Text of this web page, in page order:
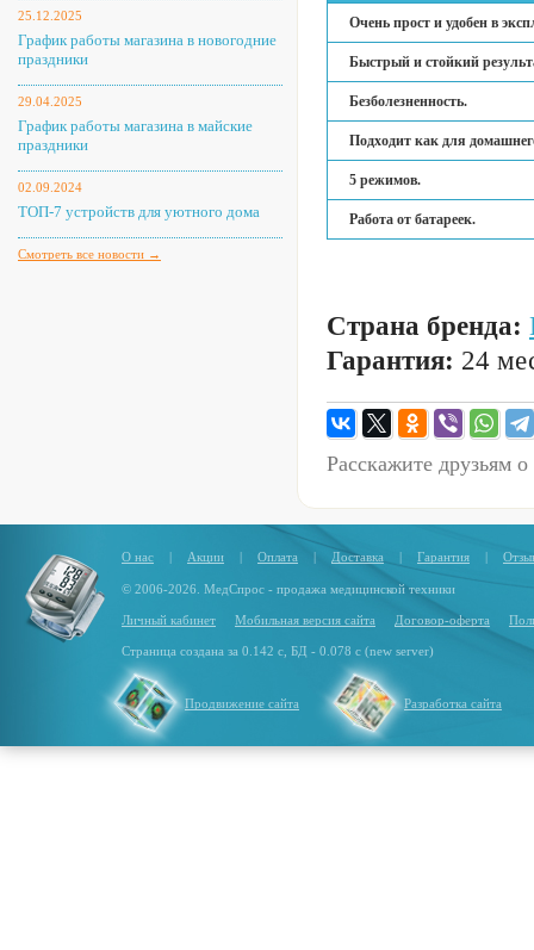
25.12.2025
График работы магазина в новогодние
праздники
29.04.2025
График работы магазина в майские
праздники
02.09.2024
ТОП-7 устройств для уютного дома
Смотреть все новости →
Очень прост и удобен в
Быстрый и стойкий
Безболезненность.
Подходит как для
5 режимов.
Работа от батареек.
Страна бренда:
Гарантия: 24
Расскажите друзьям
О нас | Акции | Оплата | Доставка | Гарантия |
© 2006-2026. МедСпрос - продажа медицинской техники
Личный кабинет Мобильная версия сайта Договор-оферта
Страница создана за 0.142 с, БД - 0.078 с (new server)
Продвижение сайта Разработка сайта